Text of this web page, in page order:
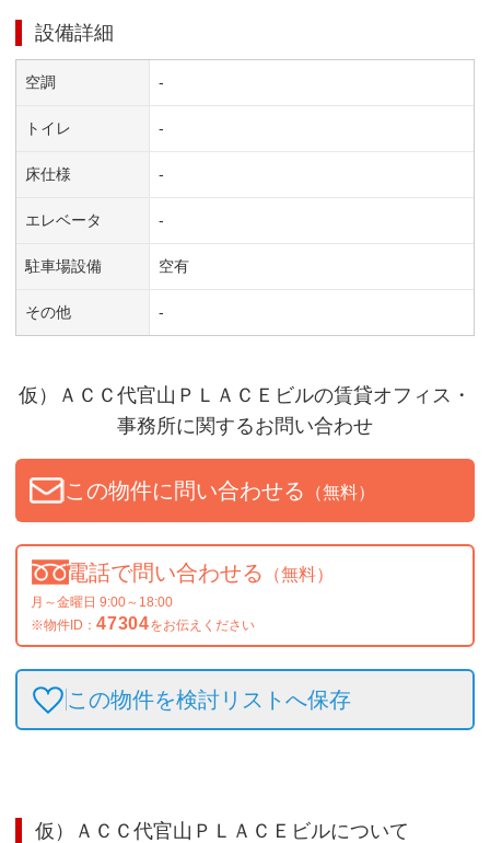
設備詳細
空調 -
トイレ -
床仕様 -
エレベータ -
駐車場設備 空有
その他 -
仮）ＡＣＣ代官山ＰＬＡＣＥビルの賃貸オフィス・
事務所に関するお問い合わせ
この物件に問い合わせる （無料）
電話で問い合わせる （無料）
月～金曜日 9:00～18:00
※物件ID： 47304をお伝えください
この物件を検討リストへ保存
仮）ＡＣＣ代官山ＰＬＡＣＥビルについて